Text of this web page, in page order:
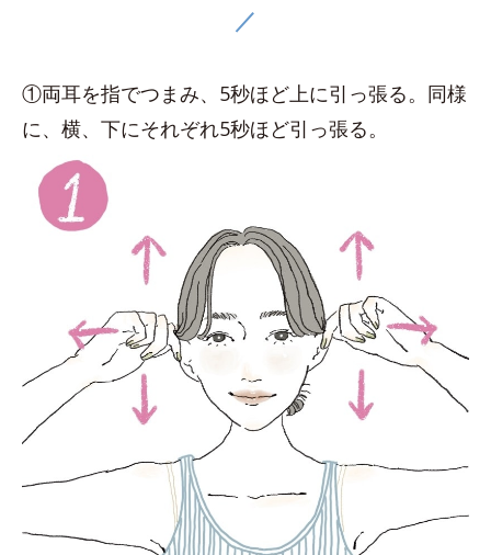
／
①両耳を指でつまみ、5秒ほど上に引っ張る。同様
に、横、下にそれぞれ5秒ほど引っ張る。